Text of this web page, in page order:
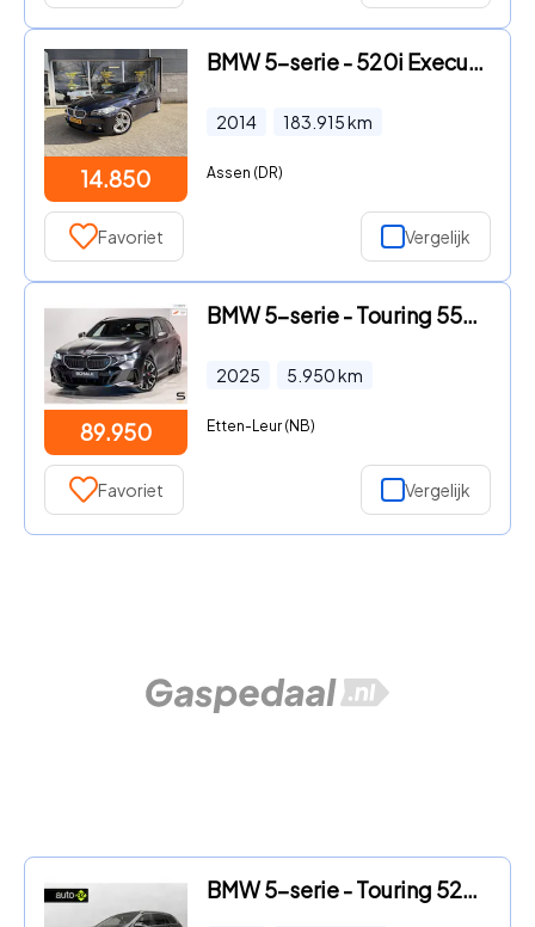
14.850
BMW 5-serie - 520i Executive 184 PK/Automaat/Trekhaak/M Pakket/Pano/LED/NA
2014 183.915km
Assen (DR)
Favoriet Vergelijk
89.950
BMW 5-serie - Touring 550e xDrive|Full|Fiscaal aantrekkelijk
2025 5.950km
Etten-Leur (NB)
Favoriet Vergelijk
BMW 5-serie - Touring 520i Panoramadak / Trekhaak / HIFI / Navigatie profe